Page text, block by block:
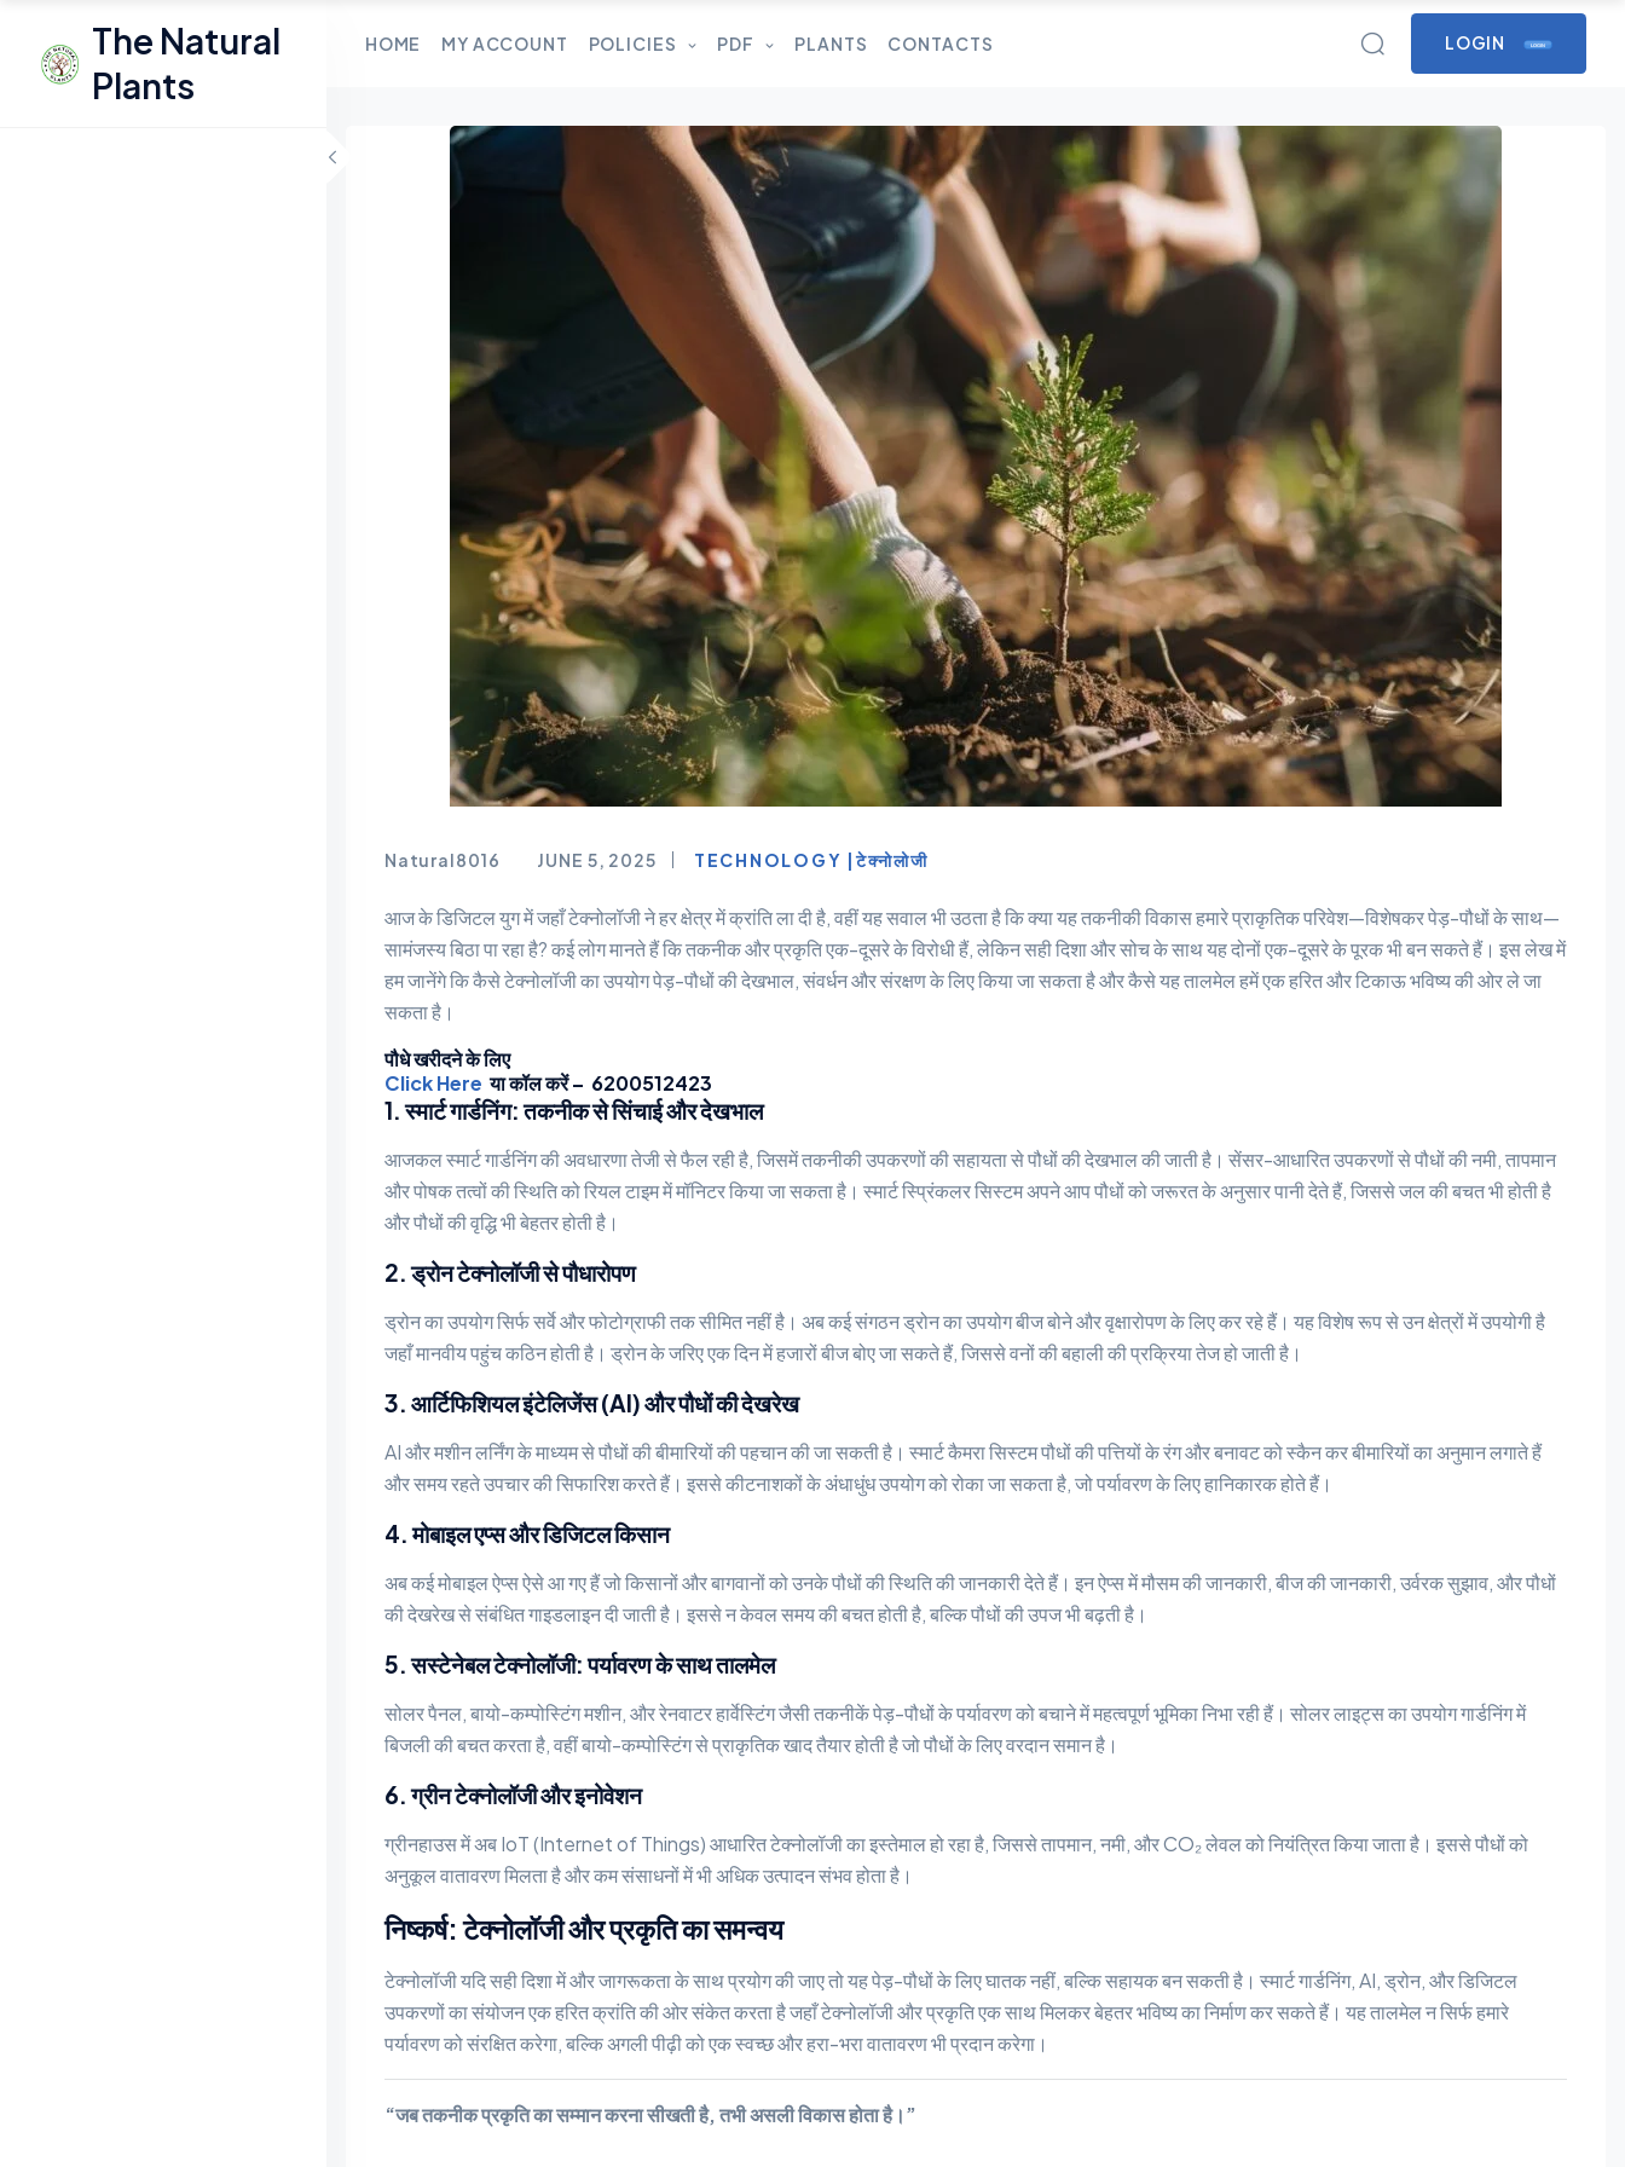
The Natural
Plants
HOME MY ACCOUNT POLICIES PDF PLANTS CONTACTS LOGIN LOGIN
Natural8016 JUNE 5, 2025 TECHNOLOGY |टेक्नोलोजी
आज के डिजिटल युग में जहाँ टेक्नोलॉजी ने हर क्षेत्र में क्रांति ला दी है, वहीं यह सवाल भी उठता है कि क्या यह तकनीकी विकास हमारे प्राकृतिक परिवेश—विशेषकर पेड़-पौधों के साथ—
सामंजस्य बिठा पा रहा है? कई लोग मानते हैं कि तकनीक और प्रकृति एक-दूसरे के विरोधी हैं, लेकिन सही दिशा और सोच के साथ यह दोनों एक-दूसरे के पूरक भी बन सकते हैं। इस लेख में
हम जानेंगे कि कैसे टेक्नोलॉजी का उपयोग पेड़-पौधों की देखभाल, संवर्धन और संरक्षण के लिए किया जा सकता है और कैसे यह तालमेल हमें एक हरित और टिकाऊ भविष्य की ओर ले जा
सकता है।
पौधे खरीदने के लिए
Click Here या कॉल करें – 6200512423
1. स्मार्ट गार्डनिंग: तकनीक से सिंचाई और देखभाल
आजकल स्मार्ट गार्डनिंग की अवधारणा तेजी से फैल रही है, जिसमें तकनीकी उपकरणों की सहायता से पौधों की देखभाल की जाती है। सेंसर-आधारित उपकरणों से पौधों की नमी, तापमान
और पोषक तत्वों की स्थिति को रियल टाइम में मॉनिटर किया जा सकता है। स्मार्ट स्प्रिंकलर सिस्टम अपने आप पौधों को जरूरत के अनुसार पानी देते हैं, जिससे जल की बचत भी होती है
और पौधों की वृद्धि भी बेहतर होती है।
2. ड्रोन टेक्नोलॉजी से पौधारोपण
ड्रोन का उपयोग सिर्फ सर्वे और फोटोग्राफी तक सीमित नहीं है। अब कई संगठन ड्रोन का उपयोग बीज बोने और वृक्षारोपण के लिए कर रहे हैं। यह विशेष रूप से उन क्षेत्रों में उपयोगी है
जहाँ मानवीय पहुंच कठिन होती है। ड्रोन के जरिए एक दिन में हजारों बीज बोए जा सकते हैं, जिससे वनों की बहाली की प्रक्रिया तेज हो जाती है।
3. आर्टिफिशियल इंटेलिजेंस (AI) और पौधों की देखरेख
AI और मशीन लर्निंग के माध्यम से पौधों की बीमारियों की पहचान की जा सकती है। स्मार्ट कैमरा सिस्टम पौधों की पत्तियों के रंग और बनावट को स्कैन कर बीमारियों का अनुमान लगाते हैं
और समय रहते उपचार की सिफारिश करते हैं। इससे कीटनाशकों के अंधाधुंध उपयोग को रोका जा सकता है, जो पर्यावरण के लिए हानिकारक होते हैं।
4. मोबाइल एप्स और डिजिटल किसान
अब कई मोबाइल ऐप्स ऐसे आ गए हैं जो किसानों और बागवानों को उनके पौधों की स्थिति की जानकारी देते हैं। इन ऐप्स में मौसम की जानकारी, बीज की जानकारी, उर्वरक सुझाव, और पौधों
की देखरेख से संबंधित गाइडलाइन दी जाती है। इससे न केवल समय की बचत होती है, बल्कि पौधों की उपज भी बढ़ती है।
5. सस्टेनेबल टेक्नोलॉजी: पर्यावरण के साथ तालमेल
सोलर पैनल, बायो-कम्पोस्टिंग मशीन, और रेनवाटर हार्वेस्टिंग जैसी तकनीकें पेड़-पौधों के पर्यावरण को बचाने में महत्वपूर्ण भूमिका निभा रही हैं। सोलर लाइट्स का उपयोग गार्डनिंग में
बिजली की बचत करता है, वहीं बायो-कम्पोस्टिंग से प्राकृतिक खाद तैयार होती है जो पौधों के लिए वरदान समान है।
6. ग्रीन टेक्नोलॉजी और इनोवेशन
ग्रीनहाउस में अब IoT (Internet of Things) आधारित टेक्नोलॉजी का इस्तेमाल हो रहा है, जिससे तापमान, नमी, और CO₂ लेवल को नियंत्रित किया जाता है। इससे पौधों को
अनुकूल वातावरण मिलता है और कम संसाधनों में भी अधिक उत्पादन संभव होता है।
निष्कर्ष: टेक्नोलॉजी और प्रकृति का समन्वय
टेक्नोलॉजी यदि सही दिशा में और जागरूकता के साथ प्रयोग की जाए तो यह पेड़-पौधों के लिए घातक नहीं, बल्कि सहायक बन सकती है। स्मार्ट गार्डनिंग, AI, ड्रोन, और डिजिटल
उपकरणों का संयोजन एक हरित क्रांति की ओर संकेत करता है जहाँ टेक्नोलॉजी और प्रकृति एक साथ मिलकर बेहतर भविष्य का निर्माण कर सकते हैं। यह तालमेल न सिर्फ हमारे
पर्यावरण को संरक्षित करेगा, बल्कि अगली पीढ़ी को एक स्वच्छ और हरा-भरा वातावरण भी प्रदान करेगा।
“जब तकनीक प्रकृति का सम्मान करना सीखती है, तभी असली विकास होता है।”